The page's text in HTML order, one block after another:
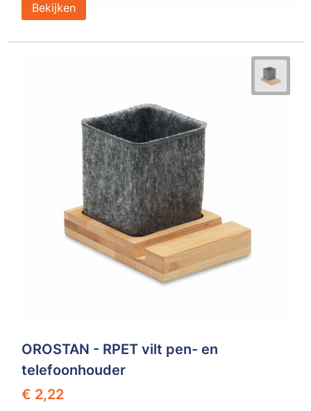
Bekijken
OROSTAN - RPET vilt pen- en
telefoonhouder
€ 2,22